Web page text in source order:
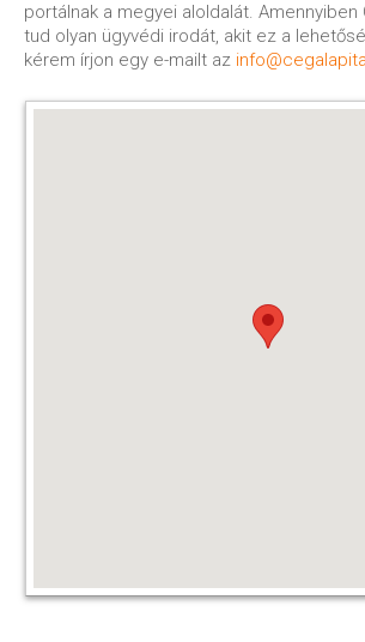
TEÁOR SZÁMOK '08
ENGEDÉLYKÖTELES
KAPCSOLAT
portálnak a megyei aloldalát. Amennyiben
tud olyan ügyvédi irodát, akit ez a
kérem írjon egy e-mailt az